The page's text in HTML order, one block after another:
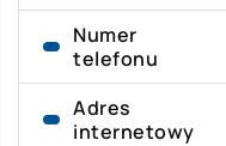
Numer
telefonu
Adres
internetowy